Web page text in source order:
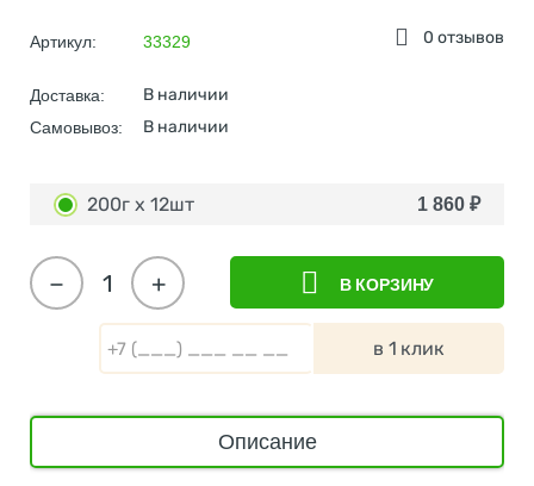
0 отзывов
Артикул: 33329
Доставка: В наличии
Самовывоз: В наличии
200г х 12шт 1 860 ₽
+
− В КОРЗИНУ
в 1 клик
Описание